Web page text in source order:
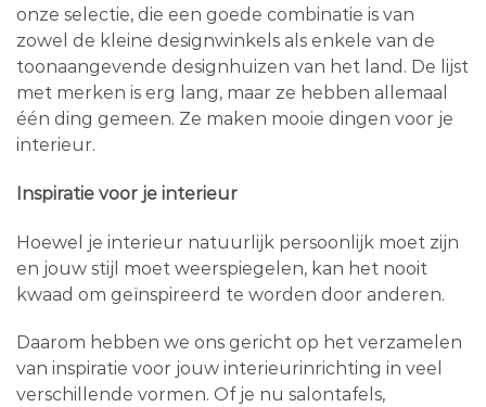
onze selectie, die een goede combinatie is van
zowel de kleine designwinkels als enkele van de
toonaangevende designhuizen van het land. De lijst
met merken is erg lang, maar ze hebben allemaal
één ding gemeen. Ze maken mooie dingen voor je
interieur.
Inspiratie voor je interieur
Hoewel je interieur natuurlijk persoonlijk moet zijn
en jouw stijl moet weerspiegelen, kan het nooit
kwaad om geïnspireerd te worden door anderen.
Daarom hebben we ons gericht op het verzamelen
van inspiratie voor jouw interieurinrichting in veel
verschillende vormen. Of je nu salontafels,